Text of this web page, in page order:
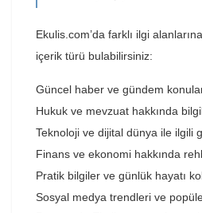
Ekulis.com’da farklı ilgi
içerik türü bulabilirsiniz:
Güncel haber ve gündem
Hukuk ve mevzuat hakkında
Teknoloji ve dijital dünya ile ilgili
Finans ve ekonomi hakkında
Pratik bilgiler ve günlük hayatı
Sosyal medya trendleri ve